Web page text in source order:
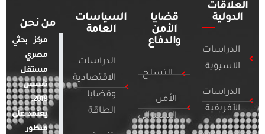
العلاقات
الدولية
الدراسات
الآسيوية
الدراسات
الأفريقية
قضايا
الأمن
والدفاع
التسلح
الأمن
السيبراني
السياسات
العامة
الدراسات
الاقتصادية
وقضايا
الطاقة
من نحن
مركز بحثي
مصري
مستقل
تأسس
2018.
يعتمد على
منظور